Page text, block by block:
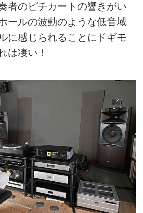
者のピチカートの響きがい
ールの波動のような低音域
に感じられることにドギモ
は凄い！